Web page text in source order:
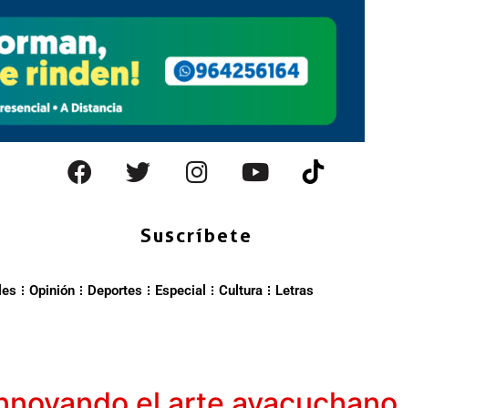
Suscríbete
Opinión Deportes Especial Cultura Letras